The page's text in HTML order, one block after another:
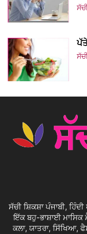
ਸੱਚੀ ਸ਼ਿਕਸ਼ਾ ਪੰਜਾਬੀ,
ਇੱਕ ਬਹੁ-ਭਾਸ਼ਾਈ ਮਾਸਿਕ
ਕਲਾ, ਯਾਤਰਾ, ਸਿੱਖਿਆ,